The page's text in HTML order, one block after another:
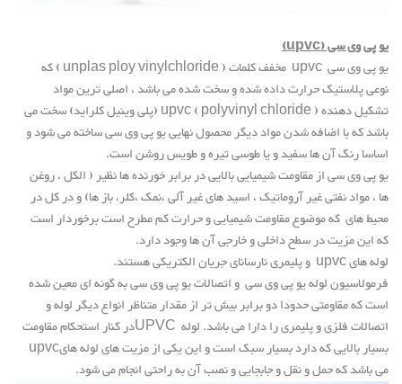
یو پی وی سی(upvc)
یو پی وی سی upvc مخفف کلمات( unplas ploy vinylchloride )که
نوعی پلاستیک حرارت داده شده و سخت شده می باشد ، اصلی ترین مواد
تشکیل دهندهupvc ( polyvinyl chloride )(پلی وینیل کلراید) سخت می
باشد که با اضافه شدن مواد دیگر محصول نهایی یو پی وی سی ساخته می شود و
اساسا رنگ آن ها سفید و یا طوسی تیره و طویس روشن است.
یو پی وی سی از مقاومت شیمیایی بالایی در برابر خورنده ها نظیر ( الکل ، روغن
ها ، مواد نفتی غیر آروماتیک ، اسید های غیر آلی ،نمک ،کلر، باز ها) و در کل در
محیط های که موضوع مقاومت شیمیایی و حرارت کم مطرح است برخوردار است
که این مزیت در سطح داخلی و خارجی آن ها وجود دارد.
لوله هایupvc و پلیمری نارسانای جریان الکتریکی هستند.
فرمولاسیون لوله یو پی وی سی و اتصالات یو پی وی سی به گونه ای معین شده
است که مقاومتی حدودا دو برابر بیش تر از مقدار متناظر انواع دیگر لوله و
اتصالات فلزی و پلیمری را دارا می باشد. لوله UPVCدر کنار استحکام مقاومت
بسیار بالایی که دارد بسیار سبک است و این یکی از مزیت های لوله هایupvc
می باشد که حمل و نقل و جابجایی و نصب آن به راحتی انجام می شود.